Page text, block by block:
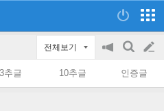
전체보기
공
on/off
검
색
글
쓰
3추글 10추글 인증글